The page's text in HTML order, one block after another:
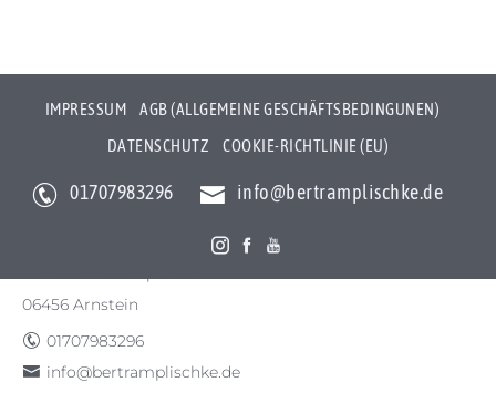
IMPRESSUM
AGB (ALLGEMEINE GESCHÄFTSBEDINGUNEN)
DATENSCHUTZ
COOKIE-RICHTLINIE (EU)
01707983296 info@bertramplischke.de
Bertram Plischke Individualfotografie
06456 Arnstein
01707983296
info@bertramplischke.de